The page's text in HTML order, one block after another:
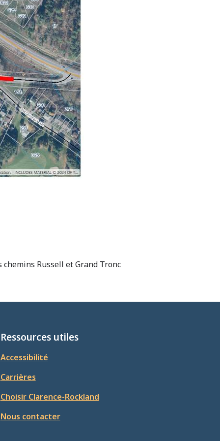
Russell et Grand Tronc
Ressources utiles
Accessibilité
Carrières
Choisir Clarence-Rockland
Nous contacter